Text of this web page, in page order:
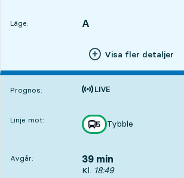
Läge:
LÄGE, A
,
Visa fler detaljer
Prognos:
Tiden är prognos
Linje mot: linje
5
mot
Tybble
,
Avgår: 39 min
Avgår, Kl. 18:49, om 39 min
Kl. 18:49